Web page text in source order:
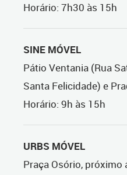
Horário: 7h30 às 15h
SINE MÓVEL
Pátio Ventania (Rua
Santa Felicidade) e
Horário: 9h às 15h
URBS MÓVEL
Praça Osório, próximo